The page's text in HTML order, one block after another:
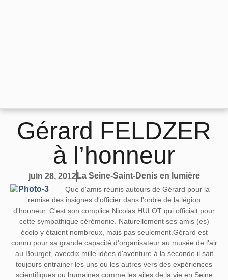
Gérard FELDZER
à l’honneur
juin 28, 2012 La Seine-Saint-Denis en lumière
Que d'amis réunis autours de Gérard pour la
remise des insignes d'officier dans l'ordre de la légion
d'honneur. C'est son complice Nicolas HULOT qui officiait pour
cette sympathique cérémonie. Naturellement ses amis (es)
écolo y étaient nombreux, mais pas seulement.Gérard est
connu pour sa grande capacité d'organisateur au musée de l'air
au Bourget, avecdix mille idées d'aventure à la seconde il sait
toujours entrainer les uns ou les autres vers des expériences
scientifiques ou humaines comme les ailes de la vie en Seine